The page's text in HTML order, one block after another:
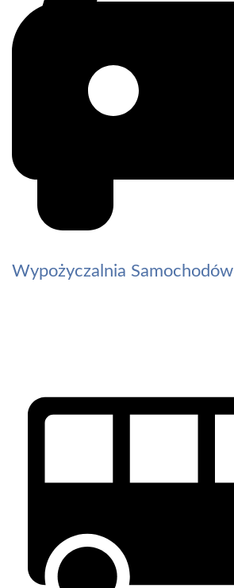
Wypożyczalnia Samochodów